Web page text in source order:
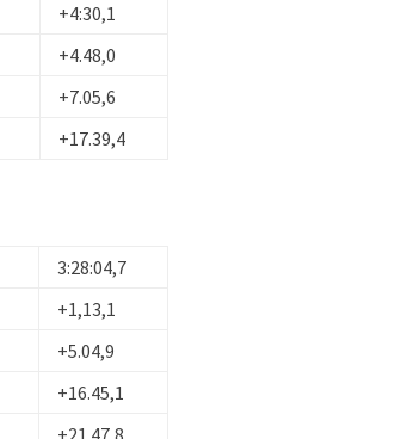
+4:30,1
+4.48,0
+7.05,6
+17.39,4
3:28:04,7
+1,13,1
+5.04,9
+16.45,1
+21.47,8